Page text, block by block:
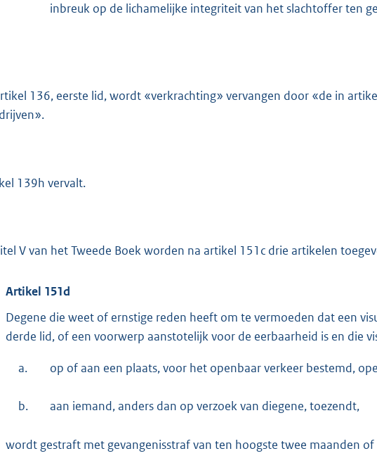
inbreuk op de lichamelijke integriteit van het slachtoffer ten
136, eerste lid, wordt «verkrachting» vervangen door «de in
139h vervalt.
V van het Tweede Boek worden na artikel 151c drie artikelen
Artikel 151d
Degene die weet of ernstige reden heeft om te vermoeden dat een
derde lid, of een voorwerp aanstotelijk voor de eerbaarheid is en die
a. op of aan een plaats, voor het openbaar verkeer bestemd,
b. aan iemand, anders dan op verzoek van diegene, toezendt,
wordt gestraft met gevangenisstraf van ten hoogste twee maanden